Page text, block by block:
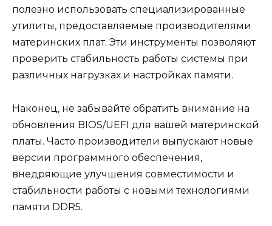
полезно использовать специализированные
утилиты, предоставляемые производителями
материнских плат. Эти инструменты позволяют
проверить стабильность работы системы при
различных нагрузках и настройках памяти.
Наконец, не забывайте обратить внимание на
обновления BIOS/UEFI для вашей материнской
платы. Часто производители выпускают новые
версии программного обеспечения,
внедряющие улучшения совместимости и
стабильности работы с новыми технологиями
памяти DDR5.